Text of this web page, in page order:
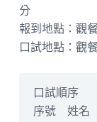
分
報到地點：觀
口試地點：觀
口試順序
序號　姓名